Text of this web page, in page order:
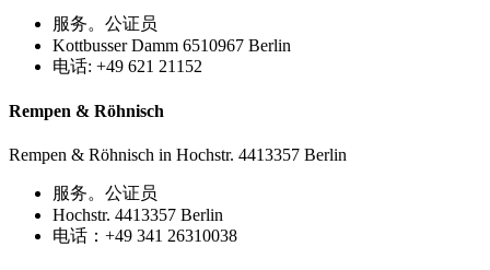
服务。公证员
Kottbusser Damm 6510967 Berlin
电话: +49 621 21152
Rempen & Röhnisch
Rempen & Röhnisch in Hochstr. 4413357 Berlin
服务。公证员
Hochstr. 4413357 Berlin
电话：+49 341 26310038